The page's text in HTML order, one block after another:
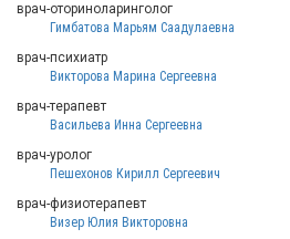
врач-оториноларинголог
Гимбатова Марьям Саадулаевна
врач-психиатр
Викторова Марина Сергеевна
врач-терапевт
Васильева Инна Сергеевна
врач-уролог
Пешехонов Кирилл Сергеевич
врач-физиотерапевт
Визер Юлия Викторовна